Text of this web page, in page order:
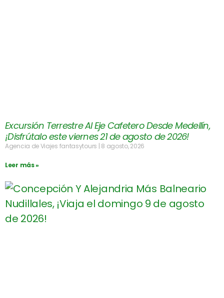
Excursión Terrestre Al Eje Cafetero Desde Medellín,
¡Disfrútalo este viernes 21 de agosto de 2026!
Agencia de Viajes fantasytours 8 agosto, 2026
Leer más »